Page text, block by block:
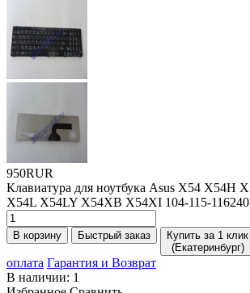
950RUR
Клавиатура для ноутбука Asus X54 X54H
X54L X54LY X54XB X54XI 104-115-
В корзину Быстрый заказ
Купить за 1 клик
(Екатеринбург)
оплата Гарантия и Возврат
В наличии: 1